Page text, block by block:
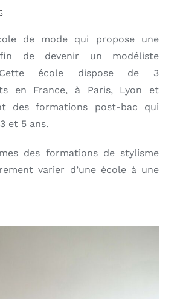
de mode qui propose une
de devenir un modéliste
Cette école dispose de 3
en France, à Paris, Lyon et
des formations post-bac qui
et 5 ans.
des formations de stylisme
varier d’une école à une